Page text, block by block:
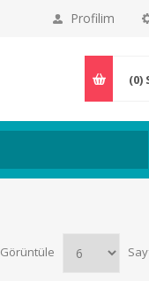
Profilim
(0)
Görüntüle